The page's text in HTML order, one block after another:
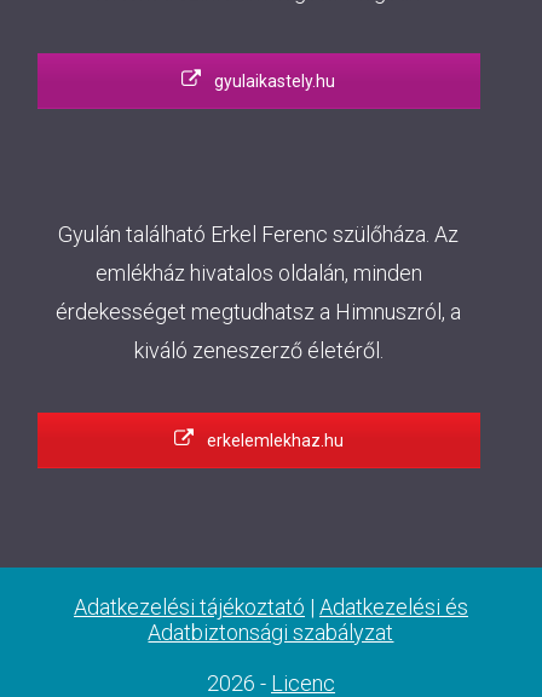
gyulaikastely.hu
Gyulán található Erkel Ferenc szülőháza. Az
emlékház hivatalos oldalán, minden
érdekességet megtudhatsz a Himnuszról, a
kiváló zeneszerző életéről.
erkelemlekhaz.hu
Adatkezelési tájékoztató | Adatkezelési és
Adatbiztonsági szabályzat
2026 - Licenc